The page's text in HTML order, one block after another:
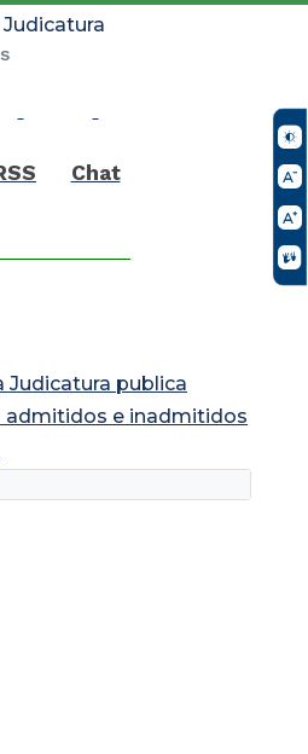
Chat
Judicatura publica
admitidos e inadmitidos